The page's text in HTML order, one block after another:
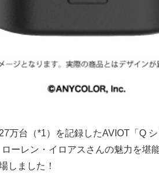
万台（*1）を記録したAVIOT「Q
ーレン・イロアスさんの魅⼒を堪
しました！